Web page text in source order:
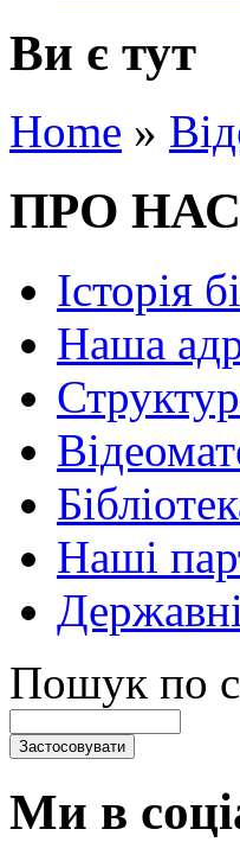
Ви є тут
Home »
ПРО
Історія
Наша
Наші
Пошук по
Ми в